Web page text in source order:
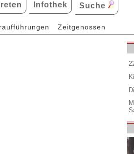
Infothek Suche
Zeitgenossen